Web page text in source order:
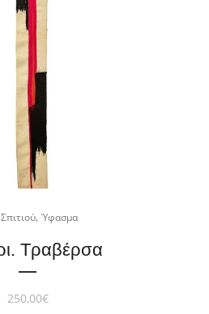
, Ύφασμα
Τραβέρσα
250,00€